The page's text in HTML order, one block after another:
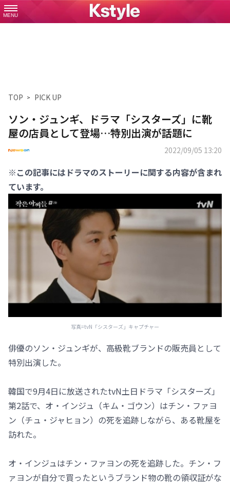
MENU
TOP PICK UP
ソン・ジュンギ、ドラマ「シスターズ」に靴
屋の店員として登場…特別出演が話題に
2022/09/05 13:20
※この記事にはドラマのストーリーに関する内容が含まれ
ています。
写真=tvN「シスターズ」キャプチャー
俳優のソン・ジュンギが、高級靴ブランドの販売員として
特別出演した。
韓国で9月4日に放送されたtvN土日ドラマ「シスターズ」
第2話で、オ・インジュ（キム・ゴウン）はチン・ファヨ
ン（チュ・ジャヒョン）の死を追跡しながら、ある靴屋を
訪れた。
オ・インジュはチン・ファヨンの死を追跡した。チン・フ
ァヨンが自分で買ったというブランド物の靴の領収証がな